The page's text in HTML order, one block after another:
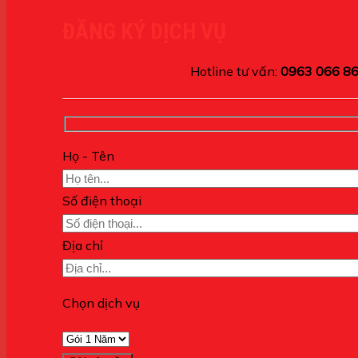
Hotline tư vấn: 0963 066
Họ - Tên
Số điện thoại
Địa chỉ
Chọn dịch vụ